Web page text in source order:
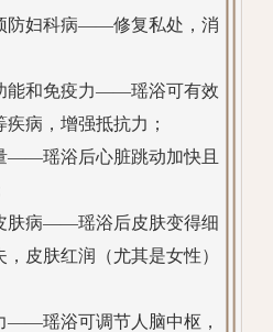
防妇科病——修复私处，消
能和免疫力——瑶浴可有效
病，增强抵抗力；
——瑶浴后心脏跳动加快且
肤病——瑶浴后皮肤变得细
皮肤红润（尤其是女性）
——瑶浴可调节人脑中枢，